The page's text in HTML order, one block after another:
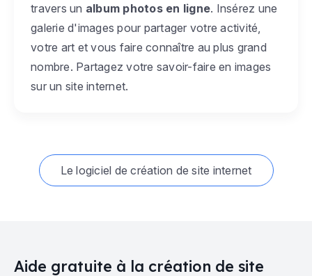
travers un album photos en ligne. Insérez une
galerie d'images pour partager votre activité,
votre art et vous faire connaître au plus grand
nombre. Partagez votre savoir-faire en images
sur un site internet.
Le logiciel de création de site internet
Aide gratuite à la création de site